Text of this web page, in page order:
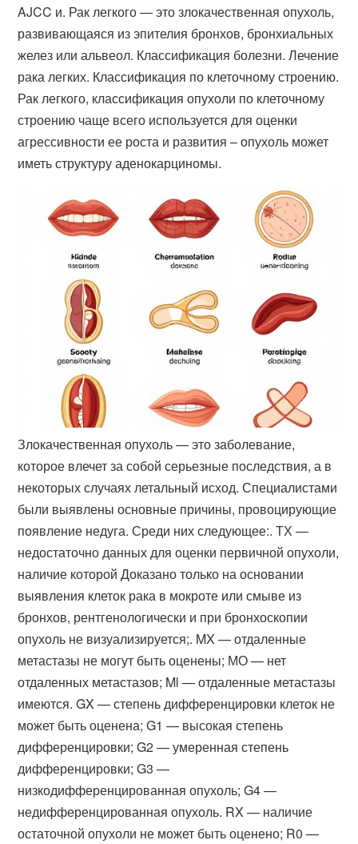
AJCC и. Рак легкого — это злокачественная опухоль,
развивающаяся из эпителия бронхов, бронхиальных
желез или альвеол. Классификация болезни. Лечение
рака легких. Классификация по клеточному строению.
Рак легкого, классификация опухоли по клеточному
строению чаще всего используется для оценки
агрессивности ее роста и развития – опухоль может
иметь структуру аденокарциномы.
Злокачественная опухоль — это заболевание,
которое влечет за собой серьезные последствия, а в
некоторых случаях летальный исход. Специалистами
были выявлены основные причины, провоцирующие
появление недуга. Среди них следующее:. ТХ —
недостаточно данных для оценки первичной опухоли,
наличие которой Доказано только на основании
выявления клеток рака в мокроте или смыве из
бронхов, рентгенологически и при бронхоскопии
опухоль не визуализируется;. MX — отдаленные
метастазы не могут быть оценены; МО — нет
отдаленных метастазов; Ml — отдаленные метастазы
имеются. GX — степень дифференцировки клеток не
может быть оценена; G1 — высокая степень
дифференцировки; G2 — умеренная степень
дифференцировки; G3 —
низкодифференцированная опухоль; G4 —
недифференцированная опухоль. RX — наличие
остаточной опухоли не может быть оценено; R0 —